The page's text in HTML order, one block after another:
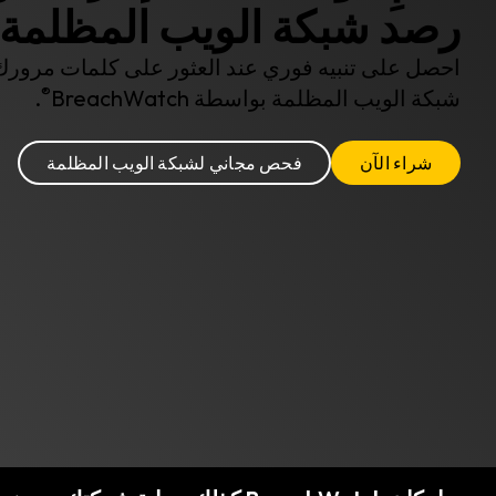
رصد شبكة الويب
احصل على تنبيه فوري عند العثور على كلمات
شبكة الويب المظلمة بواسطة BreachWatch
®
.
شراء الآن فحص مجاني لشبكة الويب المظلمة